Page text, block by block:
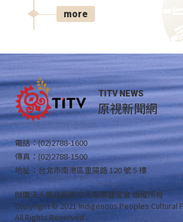
more
TITV NEWS
原視新聞網
電話：(02)2788-1600
傳真：(02)2788-1500
地址：台北市南港區重陽路 120 號 5 樓
財團法人原住民族文化事業基金會 版權所有
Copyright © 2021 Indigenous Peoples Cultural
All Rights Reserved .